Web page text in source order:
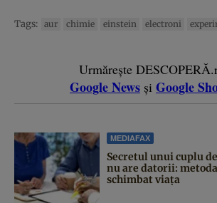
Tags: aur chimie einstein electroni
Urmărește
Google News și Google
MEDIAFAX
Secretul unui cuplu
nu are datorii:
schimbat viața